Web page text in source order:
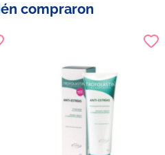
compraron